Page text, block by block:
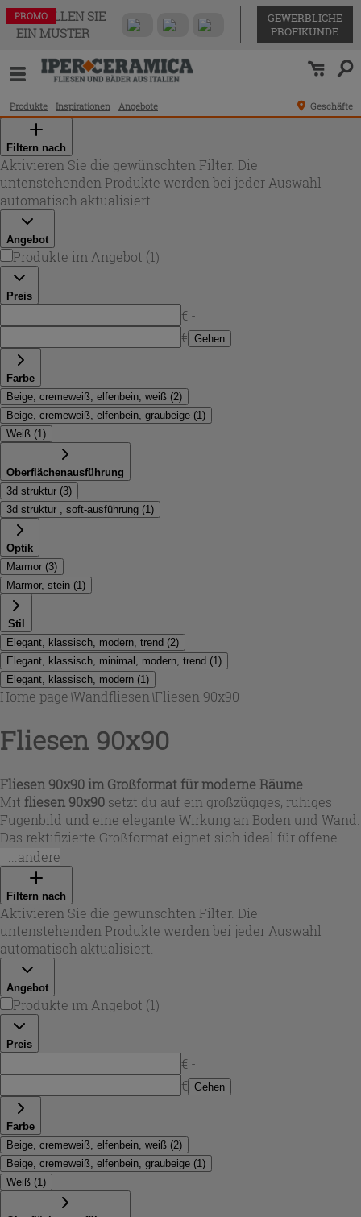
BESTELLEN SIE
EIN MUSTER
GEWERBLICHE
PROFIKUNDE
Produkte Inspirationen Angebote Geschäfte
Filtern nach
Aktivieren Sie die gewünschten Filter. Die
untenstehenden Produkte werden bei jeder Auswahl
automatisch aktualisiert.
Angebot
Produkte im Angebot (1)
Preis
€ -
€ Gehen
Farbe
Beige, cremeweiß, elfenbein, weiß (2)
Beige, cremeweiß, elfenbein, graubeige (1)
Weiß (1)
Oberflächenausführung
3d struktur (3)
3d struktur , soft-ausführung (1)
Optik
Marmor (3)
Marmor, stein (1)
Stil
Elegant, klassisch, modern, trend (2)
Elegant, klassisch, minimal, modern, trend (1)
Elegant, klassisch, modern (1)
Home page\Wandfliesen \Fliesen 90x90
Fliesen 90x90
Fliesen 90x90 im Großformat für moderne Räume
Mit fliesen 90x90 setzt du auf ein großzügiges, ruhiges
Fugenbild und eine elegante Wirkung an Boden und Wand.
Das rektifizierte Großformat eignet sich ideal für offene
Wohnbereiche, Flure und Küchen sowie für hochwertige
Wandgestaltungen. In dieser Auswahl stehen langlebige
feinsteinzeug fliesen 90x90
teils dreidimensionaler Struktur im Fokus – für eine
natürliche Haptik und ein edles Finish. Ob hell und klar
oder warm nuanciert:fliesen 90 x 90
bringen Architektur
und Materialoptik auf ein neues Level – erhältlich bei
...andere
Filtern nach
Aktivieren Sie die gewünschten Filter. Die
untenstehenden Produkte werden bei jeder Auswahl
automatisch aktualisiert.
Angebot
Produkte im Angebot (1)
Preis
€ -
€ Gehen
Farbe
Beige, cremeweiß, elfenbein, weiß (2)
Beige, cremeweiß, elfenbein, graubeige (1 )
Weiß (1 )
PROMO